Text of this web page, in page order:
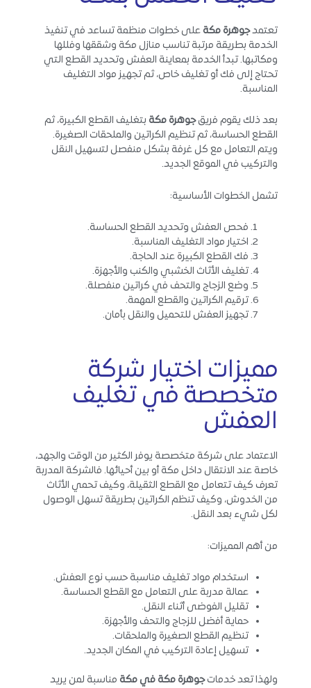
تعتمدجوهرة مكة على خطوات منظمة تساعد في تنفيذ
الخدمة بطريقة مرتبة تناسب منازل مكة وشققها وفللها
ومكاتبها. تبدأ الخدمة بمعاينة العفش وتحديد القطع التي
تحتاج إلى فك أو تغليف خاص، ثم تجهيز مواد التغليف
المناسبة.
بعد ذلك يقوم فريقجوهرة مكة بتغليف القطع الكبيرة، ثم
القطع الحساسة، ثم تنظيم الكراتين والملحقات الصغيرة.
ويتم التعامل مع كل غرفة بشكل منفصل لتسهيل النقل
والتركيب في الموقع الجديد.
تشمل الخطوات الأساسية:
فحص العفش وتحديد القطع الحساسة.
اختيار مواد التغليف المناسبة.
فك القطع الكبيرة عند الحاجة.
تغليف الأثاث الخشبي والكنب والأجهزة.
وضع الزجاج والتحف في كراتين منفصلة.
ترقيم الكراتين والقطع المهمة.
تجهيز العفش للتحميل والنقل بأمان.
مميزات اختيار شركة
متخصصة في تغليف
العفش
الاعتماد على شركة متخصصة يوفر الكثير من الوقت والجهد،
خاصة عند الانتقال داخل مكة أو بين أحيائها. فالشركة المدربة
تعرف كيف تتعامل مع القطع الثقيلة، وكيف تحمي الأثاث
من الخدوش، وكيف تنظم الكراتين بطريقة تسهل الوصول
لكل شيء بعد النقل.
من أهم المميزات:
استخدام مواد تغليف مناسبة حسب نوع العفش.
عمالة مدربة على التعامل مع القطع الحساسة.
تقليل الفوضى أثناء النقل.
حماية أفضل للزجاج والتحف والأجهزة.
تنظيم القطع الصغيرة والملحقات.
تسهيل إعادة التركيب في المكان الجديد.
ولهذا تعد خدماتجوهرة مكة في مكة مناسبة لمن يريد